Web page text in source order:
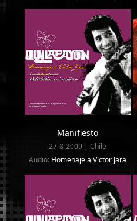
Manifiesto
27-8-2009 | Chile
Audio: Homenaje a Víctor Jara